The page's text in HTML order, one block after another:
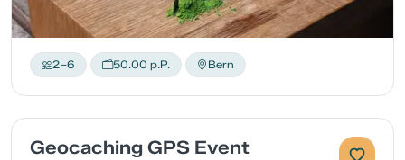
2–6 50.00 p.P. Bern
Geocaching GPS Event